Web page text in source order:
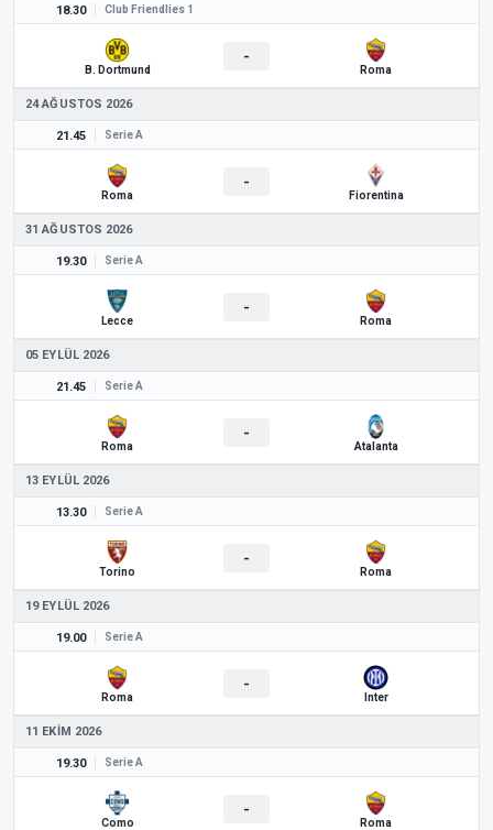
18.30 Club Friendlies 1
B. Dortmund
-
Roma
24 AĞUSTOS 2026
21.45 Serie A
Roma
-
Fiorentina
31 AĞUSTOS 2026
19.30 Serie A
Lecce
-
Roma
05 EYLÜL 2026
21.45 Serie A
Roma
-
Atalanta
13 EYLÜL 2026
13.30 Serie A
Torino
-
Roma
19 EYLÜL 2026
19.00 Serie A
Roma
-
Inter
11 EKIM 2026
19.30 Serie A
Como
-
Roma